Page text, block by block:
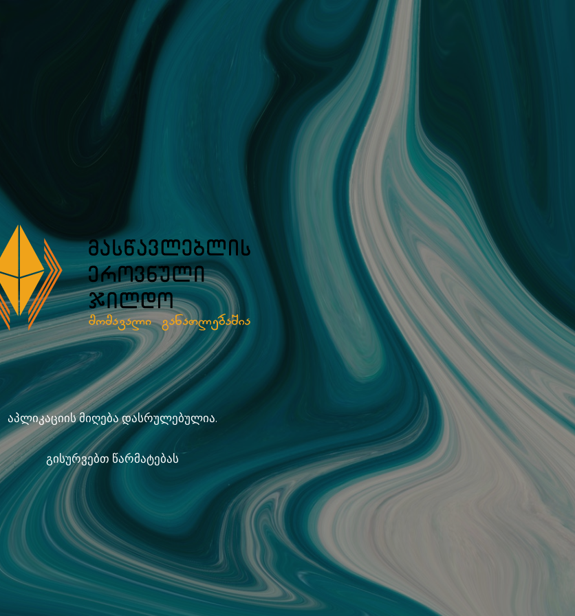
აპლიკაციის მიღება დასრულებულია.
გისურვებთ წარმატებას